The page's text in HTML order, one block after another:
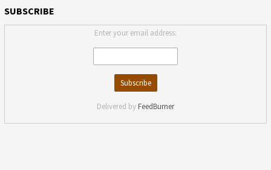
SUBSCRIBE
Enter your email address:
Delivered by FeedBurner